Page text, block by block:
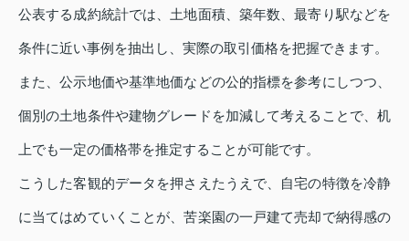
公表する成約統計では、土地面積、築年数、最寄り駅などを
条件に近い事例を抽出し、実際の取引価格を把握できます。
また、公示地価や基準地価などの公的指標を参考にしつつ、
個別の土地条件や建物グレードを加減して考えることで、机
上でも一定の価格帯を推定することが可能です。
こうした客観的データを押さえたうえで、自宅の特徴を冷静
に当てはめていくことが、苦楽園の一戸建て売却で納得感の